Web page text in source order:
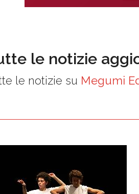
le notizie
le notizie su Megumi